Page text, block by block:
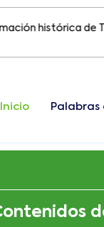
de
Inicio Palabras